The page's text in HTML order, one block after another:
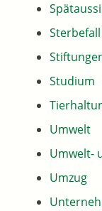
Sterbefall
Studium
Umwelt
Umwelt-
Umzug